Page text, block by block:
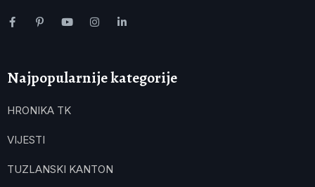
Najpopularnije kategorije
HRONIKA TK
VIJESTI
TUZLANSKI KANTON